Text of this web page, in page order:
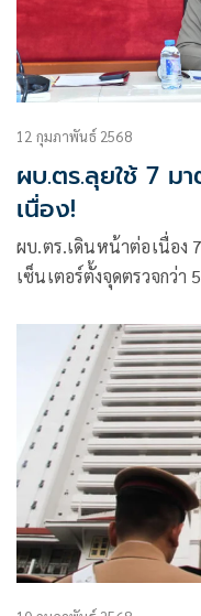
12 กุมภาพันธ์ 2568
ผบ.ตร.ลุยใช้ 7 ม
เนื่อง!
ผบ.ตร.เดินหน้าต่อเนื่อง
เซ็นเตอร์ตั้งจุดตรวจกว่า